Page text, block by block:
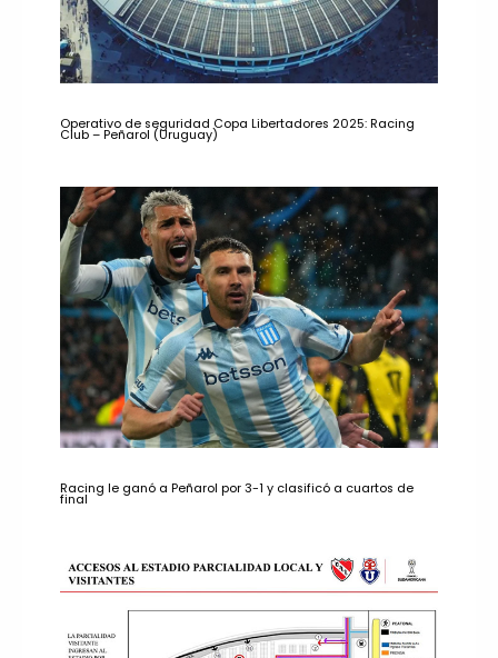
Operativo de seguridad Copa Libertadores 2025: Racing
Club – Peñarol (Uruguay)
Racing le ganó a Peñarol por 3-1 y clasificó a cuartos de
final